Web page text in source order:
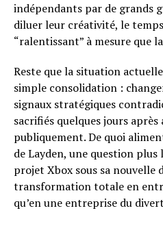
indépendants par de grands
diluer leur créativité, le
“ralentissant” à mesure que
Reste que la situation
simple consolidation :
signaux stratégiques
sacrifiés quelques jours
publiquement. De quoi
de Layden, une question
projet Xbox sous sa nouvelle
transformation totale en
qu’en une entreprise du